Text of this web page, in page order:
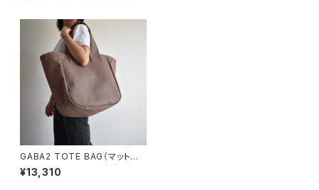
GABA2 TOTE BAG（マットブラ
ウン）
¥13,310